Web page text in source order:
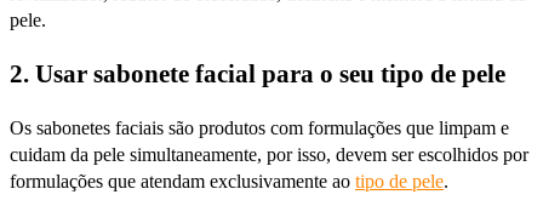
pele.
2. Usar sabonete facial para o seu tipo de pele
Os sabonetes faciais são produtos com formulações que limpam e
cuidam da pele simultaneamente, por isso, devem ser escolhidos por
formulações que atendam exclusivamente ao tipo de pele.